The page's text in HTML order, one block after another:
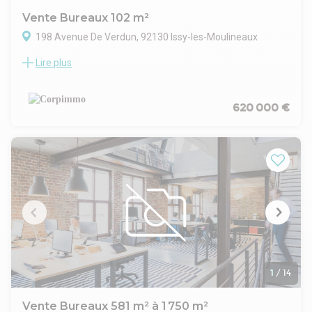
Vente Bureaux 102 m²
198 Avenue De Verdun, 92130 Issy-les-Moulineaux
Immeuble tertiaire en R+7 de bon standing Proche du Centre
Immeuble disposant de la fibre optique Ascenseur
PRESTATIONS : Fibre optique Climatisation réversible
privatifs Cloisonnement amovible, moquette et faux plafond
Des places de parkings en sous-sol complètent ces biens
Lire plus
620 000 €
1 / 14
Vente Bureaux 581 m² à 1 750 m²